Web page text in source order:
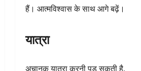
हैं। आत्मविश्वास के साथ आगे बढ़ें।
यात्रा
अचानक यात्रा करनी पड़ सकती है,